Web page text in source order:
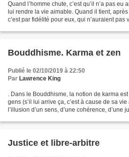
Quand l’homme chute, c’est qu’il n’a pas eu
lui rendre la vie aimable. Quand il tient,
c’est par fidélité pour eux, qui n’auraient pas
Bouddhisme. Karma et zen
Publié le 02/10/2019 à 22:50
Par Lawrence King
. Dans le Bouddhisme, la notion de karma
gens (s’il lui arrive ça, c’est à cause de sa
l’illusion d’un sens, d’une cohérence, d’une
Justice et libre-arbitre